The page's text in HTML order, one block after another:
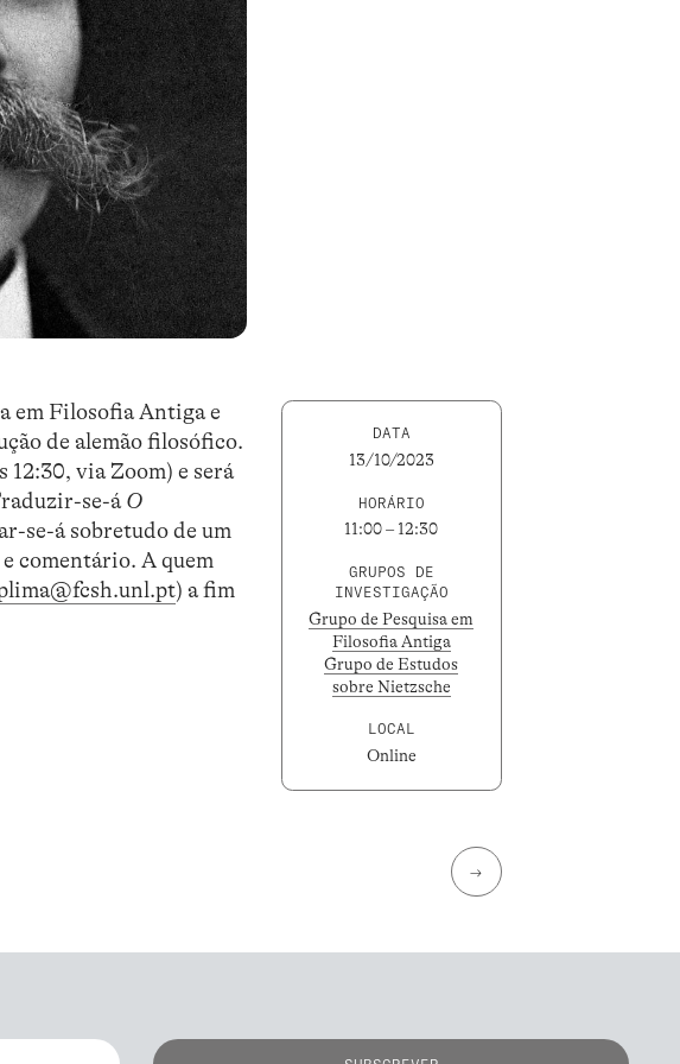
em Filosofia Antiga e
de alemão filosófico.
12:30, via Zoom) e será
se-áO
se-á sobretudo de um
comentário. A quem
) a fim
DATA
13/10/2023
HORÁRIO
11:00 – 12:30
GRUPOS DE
INVESTIGAÇÃO
Grupo de Pesquisa em
Filosofia Antiga
Grupo de Estudos
sobre Nietzsche
LOCAL
Online
→